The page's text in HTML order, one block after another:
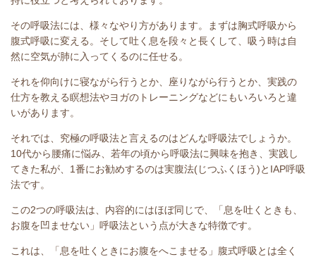
その呼吸法には、様々なやり方があります。まずは胸式呼吸から
腹式呼吸に変える。そして吐く息を段々と長くして、吸う時は自
然に空気が肺に入ってくるのに任せる。
それを仰向けに寝ながら行うとか、座りながら行うとか、実践の
仕方を教える瞑想法やヨガのトレーニングなどにもいろいろと違
いがあります。
それでは、究極の呼吸法と言えるのはどんな呼吸法でしょうか。
10代から腰痛に悩み、若年の頃から呼吸法に興味を抱き、実践し
てきた私が、1番にお勧めするのは実腹法(じつふくほう)とIAP呼吸
法です。
この2つの呼吸法は、内容的にはほぼ同じで、「息を吐くときも、
お腹を凹ませない」呼吸法という点が大きな特徴です。
これは、「息を吐くときにお腹をへこませる」腹式呼吸とは全く